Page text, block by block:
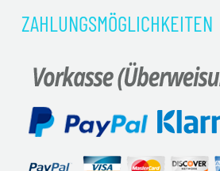
ZAHLUNGSMÖGLICHKEITEN